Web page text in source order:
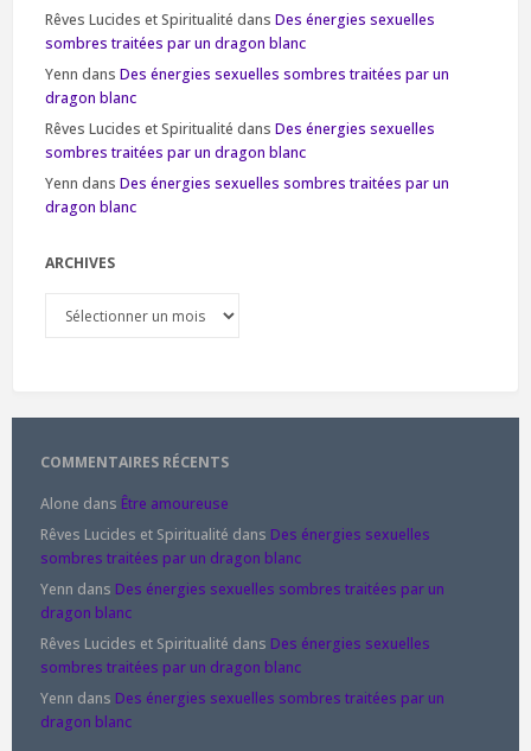
Rêves Lucides et Spiritualité dans Des énergies sexuelles
sombres traitées par un dragon blanc
Yenn dans Des énergies sexuelles sombres traitées par un
dragon blanc
Rêves Lucides et Spiritualité dans Des énergies sexuelles
sombres traitées par un dragon blanc
Yenn dans Des énergies sexuelles sombres traitées par un
dragon blanc
ARCHIVES
COMMENTAIRES RÉCENTS
Alone dans Être amoureuse
Rêves Lucides et Spiritualité dans Des énergies sexuelles
sombres traitées par un dragon blanc
Yenn dans Des énergies sexuelles sombres traitées par un
dragon blanc
Rêves Lucides et Spiritualité dans Des énergies sexuelles
sombres traitées par un dragon blanc
Yenn dans Des énergies sexuelles sombres traitées par un
dragon blanc